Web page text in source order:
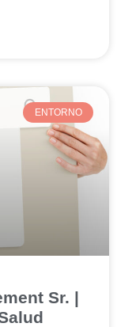
ENTORNO
Sr. |